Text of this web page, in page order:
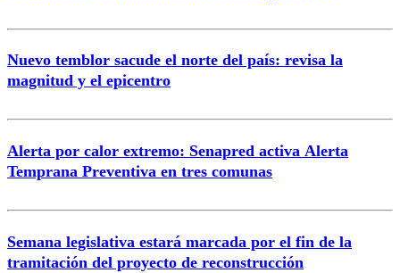
Nuevo temblor sacude el norte del país: revisa la
magnitud y el epicentro
Alerta por calor extremo: Senapred activa Alerta
Temprana Preventiva en tres comunas
Semana legislativa estará marcada por el fin de la
tramitación del proyecto de reconstrucción